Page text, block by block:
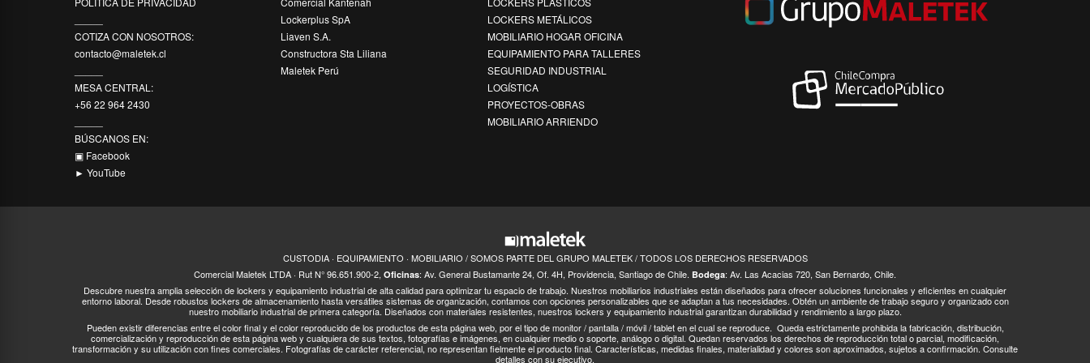
COTIZA CON NOSOTROS:
contacto@maletek.cl
MESA CENTRAL:
+56 22 964 2430
BÚSCANOS EN:
▣ Facebook
► YouTube
Lockerplus SpA
Liaven S.A.
Constructora Sta Liliana
Maletek Perú
LOCKERS METÁLICOS
MOBILIARIO HOGAR OFICINA
EQUIPAMIENTO PARA TALLERES
SEGURIDAD INDUSTRIAL
LOGÍSTICA
PROYECTOS-OBRAS
MOBILIARIO ARRIENDO
CUSTODIA · EQUIPAMIENTO · MOBILIARIO / SOMOS PARTE DEL GRUPO MALETEK / TODOS LOS DERECHOS RESERVADOS
Comercial Maletek LTDA · Rut N° 96.651.900-2, Oficinas: Av. General Bustamante 24, Of. 4H, Providencia, Santiago de Chile. Bodega: Av. Las Acacias 720, San Bernardo, Chile.
Descubre nuestra amplia selección de lockers y equipamiento industrial de alta calidad para optimizar tu espacio de trabajo. Nuestros mobiliarios industriales están diseñados para ofrecer soluciones funcionales y eficientes en cualquier
entorno laboral. Desde robustos lockers de almacenamiento hasta versátiles sistemas de organización, contamos con opciones personalizables que se adaptan a tus necesidades. Obtén un ambiente de trabajo seguro y organizado con
nuestro mobiliario industrial de primera categoría. Diseñados con materiales resistentes, nuestros lockers y equipamiento industrial garantizan durabilidad y rendimiento a largo plazo.
Pueden existir diferencias entre el color final y el color reproducido de los productos de esta página web, por el tipo de monitor / pantalla / móvil / tablet en el cual se reproduce. Queda estrictamente prohibida la fabricación, distribución,
comercialización y reproducción de esta página web y cualquiera de sus textos, fotografías e imágenes, en cualquier medio o soporte, análogo o digital. Quedan reservados los derechos de reproducción total o parcial, modificación,
transformación y su utilización con fines comerciales. Fotografías de carácter referencial, no representan fielmente el producto final. Características, medidas finales, materialidad y colores son aproximados, sujetos a confirmación. Consulte
detalles con su ejecutivo.